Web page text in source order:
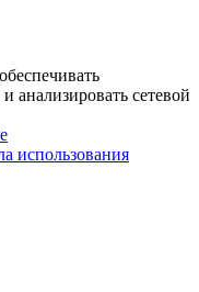
анализировать сетевой
использования